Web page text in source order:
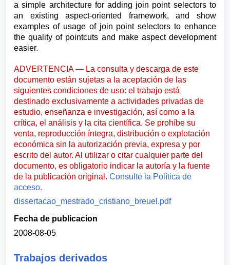
a simple architecture for adding join point selectors to
an existing aspect-oriented framework, and show
examples of usage of join point selectors to enhance
the quality of pointcuts and make aspect development
easier.
ADVERTENCIA — La consulta y descarga de este
documento están sujetas a la aceptación de las
siguientes condiciones de uso: el trabajo está
destinado exclusivamente a actividades privadas de
estudio, enseñanza e investigación, así como a la
crítica, el análisis y la cita científica. Se prohíbe su
venta, reproducción íntegra, distribución o explotación
económica sin la autorización previa, expresa y por
escrito del autor. Al utilizar o citar cualquier parte del
documento, es obligatorio indicar la autoría y la fuente
de la publicación original.Consulte la Política de
acceso.
dissertacao_mestrado_cristiano_breuel.pdf
Fecha de publicacion
2008-08-05
Trabajos derivados